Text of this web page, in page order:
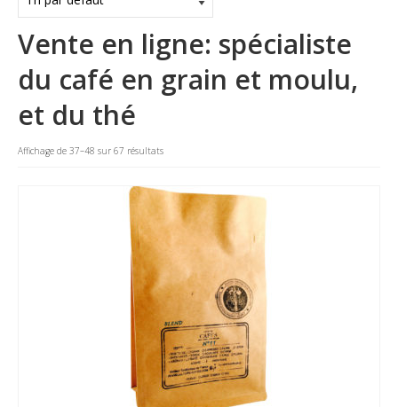
HOTELS / RESTAURANTS
Vente en ligne: spécialiste
du café en grain et moulu,
et du thé
Affichage de 37–48 sur 67 résultats